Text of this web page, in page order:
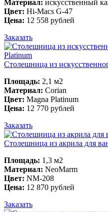
Материал: искусственный
Цвет: Hi-Macs G-47
Цена: 12 558 рублей
Заказать
Столешница из
Площадь: 2,1 м2
Материал: Corian
Цвет: Magna Platinum
Цена: 12 770 рублей
Заказать
Столешница из акрила для
Площадь: 1,3 м2
Материал: NeoMarm
Цвет: NM-208
Цена: 12 870 рублей
Заказать